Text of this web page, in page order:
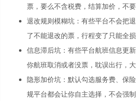
票，要么不含税费，结算加价，不要
退改规则模糊坑：有些平台不会把
了不能退改的票，行程变了只能全
信息滞后坑：有些平台航班信息更
你航班取消或者没票，耽误出行，大
隐形加价坑：默认勾选服务费、保
规平台都会让你自主选择，不会强制